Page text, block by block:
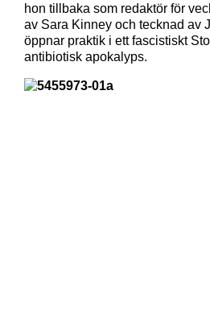
hon tillbaka som redaktör för
av Sara Kinney och tecknad av
öppnar praktik i ett fascistiskt
antibiotisk apokalyps.